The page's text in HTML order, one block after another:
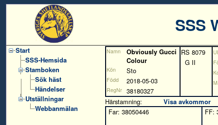
SSS
Start
SSS-Hemsida
Stamboken
Sök häst
Händelser
Utställningar
Webbanmälan
Namn
Obviously Gucci
Colour
Kön Sto
Född 2018-05-03
RegNr 38180327
RS 8079
G II
Härstamning:
Visa avkommor
Far: 38050446
FF: